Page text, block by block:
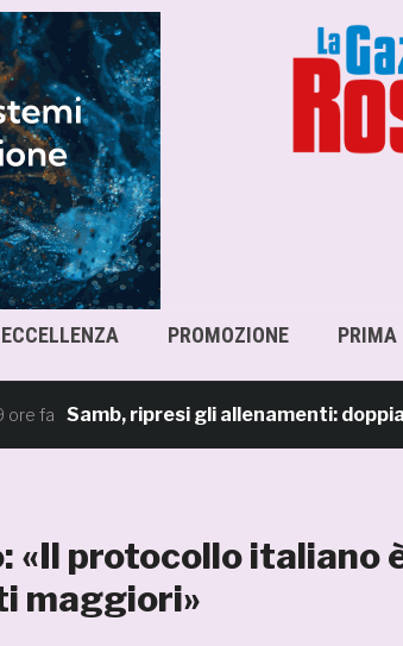
ECCELLENZA PROMOZIONE PRIMA
Samb, ripresi gli allenamenti: doppia
«Il protocollo italiano
maggiori»